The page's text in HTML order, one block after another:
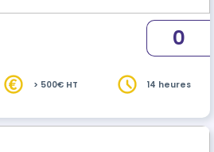
0
> 500€ HT 14 heures